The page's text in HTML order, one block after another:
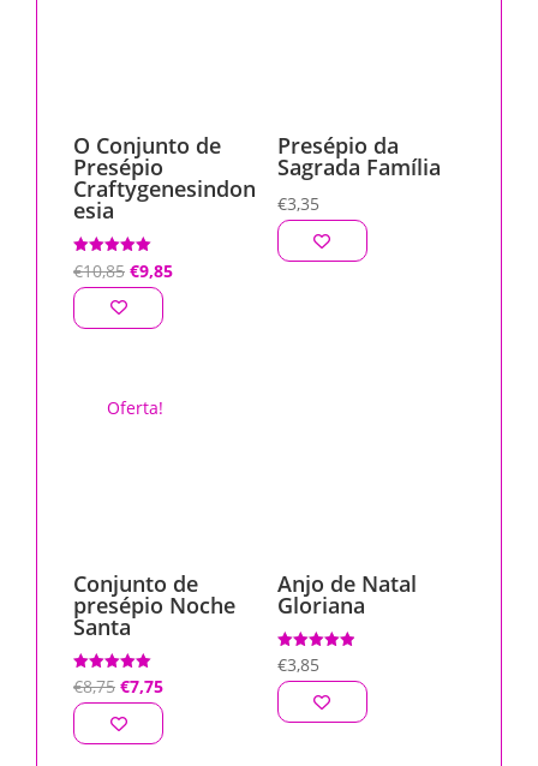
O Conjunto de
Presépio
Craftygenesindon
esia
Avaliação
5.00
de 5
€10,85 O
preço
original
€9,85O
Presépio da
Sagrada Família
€3,35
Oferta!
Conjunto de
presépio Noche
Santa
Avaliação
5.00
de 5
€8,75 O
preço
original
€7,75O
preço
Anjo de Natal
Gloriana
Avaliação
5.00
de 5
€3,85